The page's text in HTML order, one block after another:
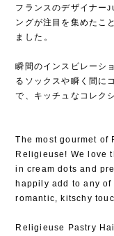
フランスのデザイナー
ングが注目を集めた
ました⁡。
瞬間のインスピレーシ
るソックスや瞬く間に
で、キッチュなコレク
The most gourmet of
Religieuse! We love
in cream dots and
happily add to any
romantic, kitschy
Religieuse Pastry